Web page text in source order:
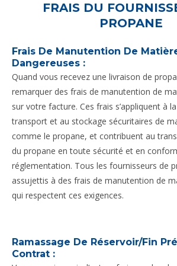
FRAIS DU
PROPANE
Frais De Manutention De
Dangereuses :
Quand vous recevez une livraison de
remarquer des frais de manutention de
sur votre facture. Ces frais s’appliquent à
transport et au stockage sécuritaires de
comme le propane, et contribuent au
du propane en toute sécurité et en
réglementation. Tous les fournisseurs de
assujettis à des frais de manutention de
qui respectent ces exigences.
Ramassage De Réservoir/fin
Contrat :